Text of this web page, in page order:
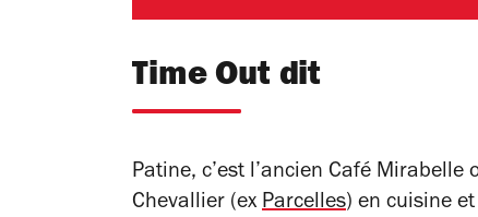
Time Out dit
Patine, c’est l’ancien Café
Chevallier (ex Parcelles) en cuisine